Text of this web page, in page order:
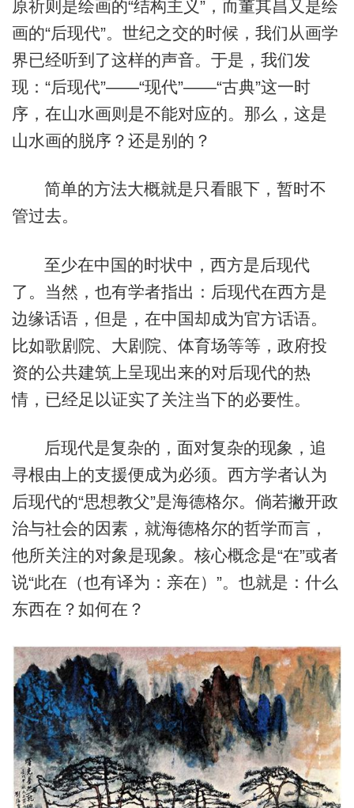
原祈则是绘画的“结构主义”，而董其昌又是绘
画的“后现代”。世纪之交的时候，我们从画学
界已经听到了这样的声音。于是，我们发
现：“后现代”——“现代”——“古典”这一时
序，在山水画则是不能对应的。那么，这是
山水画的脱序？还是别的？
简单的方法大概就是只看眼下，暂时不
管过去。
至少在中国的时状中，西方是后现代
了。当然，也有学者指出：后现代在西方是
边缘话语，但是，在中国却成为官方话语。
比如歌剧院、大剧院、体育场等等，政府投
资的公共建筑上呈现出来的对后现代的热
情，已经足以证实了关注当下的必要性。
后现代是复杂的，面对复杂的现象，追
寻根由上的支援便成为必须。西方学者认为
后现代的“思想教父”是海德格尔。倘若撇开政
治与社会的因素，就海德格尔的哲学而言，
他所关注的对象是现象。核心概念是“在”或者
说“此在（也有译为：亲在）”。也就是：什么
东西在？如何在？